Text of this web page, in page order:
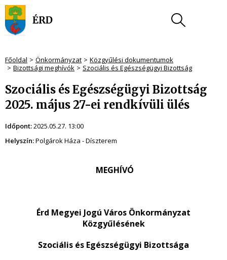
Főoldal Önkormányzat
Közgyűlési dokumentumok
Bizottsági meghívók
Szociális és Egészségügyi Bizottság
Szociális és Egészségügyi Bizottság
2025. május 27-ei rendkívüli ülés
Időpont:2025.05.27. 13:00
Helyszín:Polgárok Háza - Díszterem
MEGHÍVÓ
Érd Megyei Jogú Város Önkormányzat
Közgyűlésének
Szociális és Egészségügyi Bizottsága